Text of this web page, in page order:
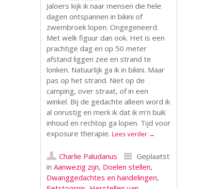
Jaloers kijk ik naar mensen die hele
dagen ontspannen in bikini of
zwembroek lopen. Ongegeneerd.
Met welk figuur dan ook. Het is een
prachtige dag en op 50 meter
afstand liggen zee en strand te
lonken. Natuurlijk ga ik in bikini. Maar
pas op het strand. Niet op de
camping, over straat, of in een
winkel. Bij de gedachte alleen word ik
al onrustig en merk ik dat ik m’n buik
inhoud en rechtop ga lopen. Tijd voor
exposure therapie.Lees verder →
Charlie Paludanus
Geplaatst
inAanwezig zijn, Doelen stellen,
Dwanggedachtes en handelingen,